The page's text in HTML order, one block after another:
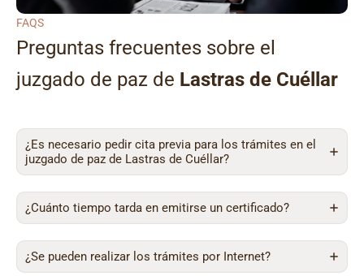
FAQS
Preguntas frecuentes sobre el
juzgado de paz de Lastras de Cuéllar
¿Es necesario pedir cita previa para los trámites en el
juzgado de paz de Lastras de Cuéllar?
¿Cuánto tiempo tarda en emitirse un certificado?
¿Se pueden realizar los trámites por Internet?